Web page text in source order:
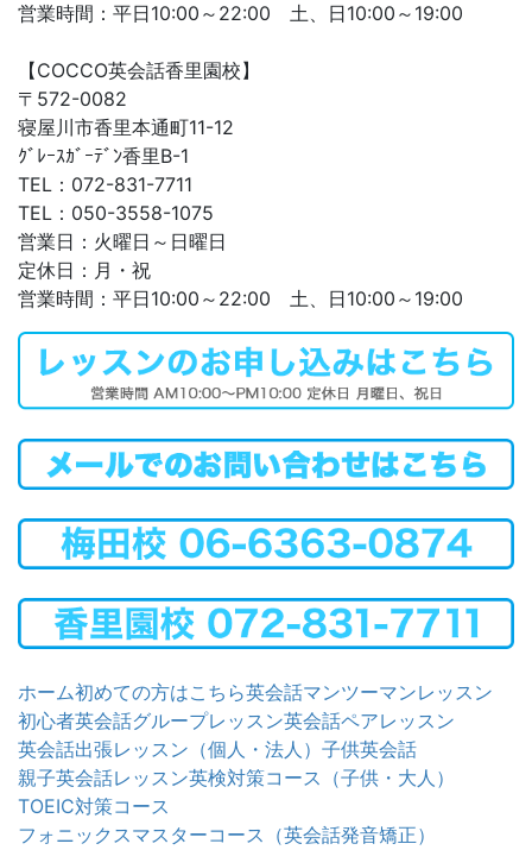
営業時間：平日10:00～22:00 土、日10:00～19:00
【COCCO英会話香里園校】
〒572-0082
寝屋川市香里本通町11-12
ｸﾞﾚｰｽｶﾞｰﾃﾞﾝ香里B-1
TEL：072-831-7711
TEL：050-3558-1075
営業日：火曜日～日曜日
定休日：月・祝
営業時間：平日10:00～22:00 土、日10:00～19:00
ホーム初めての方はこちら英会話マンツーマンレッスン
初心者英会話グループレッスン英会話ペアレッスン
英会話出張レッスン（個人・法人） 子供英会話
親子英会話レッスン英検対策コース（子供・大人）
TOEIC対策コース
フォニックスマスターコース（英会話発音矯正）